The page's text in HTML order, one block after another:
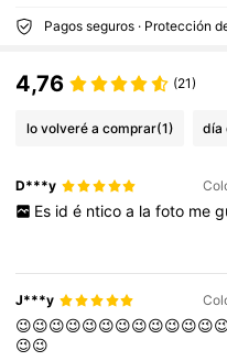
Pagos seguros · Protección
4,76 (21)
lo volveré a comprar(1) día
D***y
Es id é ntico a la foto me
J***y
😉😉